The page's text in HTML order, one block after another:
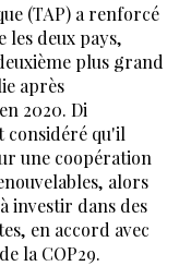
(TAP) a renforcé
les deux pays,
plus grand
après
2020. Di
considéré qu'il
une coopération
alors
investir dans des
en accord avec
la COP29.